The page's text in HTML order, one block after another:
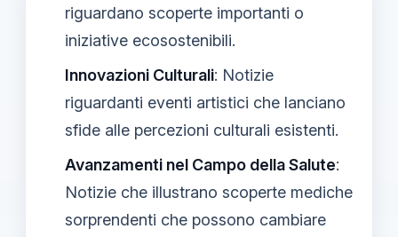
riguardano scoperte importanti o
iniziative ecosostenibili.
Innovazioni Culturali: Notizie
riguardanti eventi artistici che lanciano
sfide alle percezioni culturali esistenti.
Avanzamenti nel Campo della Salute:
Notizie che illustrano scoperte mediche
sorprendenti che possono cambiare